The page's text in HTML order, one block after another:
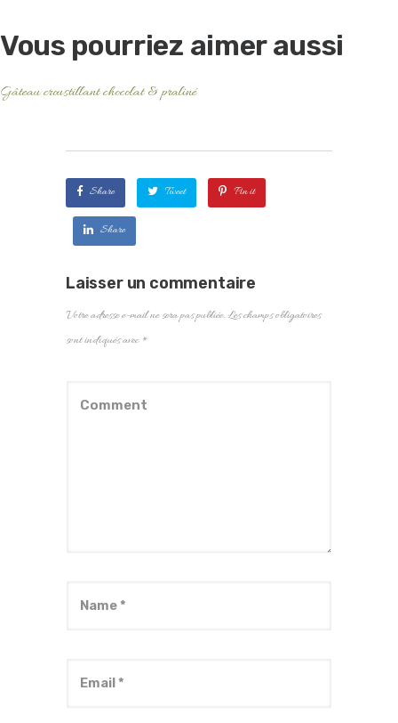
Vous pourriez aimer aussi
Gâteau croustillant chocolat & praliné
Share Tweet Pin it
Share
Laisser un commentaire
Votre adresse e-mail ne sera pas publiée. Les champs obligatoires
sont indiqués avec *